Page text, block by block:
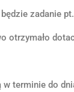
zadanie pt.
otrzymało
terminie do